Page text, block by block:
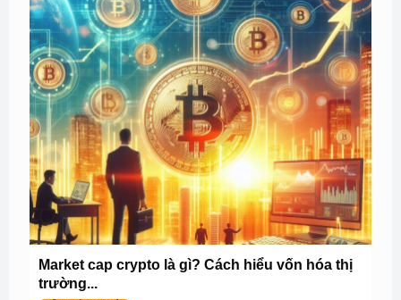
Market cap crypto là gì? Cách hiểu vốn hóa thị
trường...